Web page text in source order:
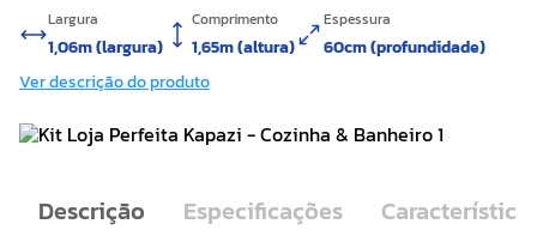
Largura
1,06m (largura)
Comprimento
1,65m (altura)
Espessura
60cm (profundidade)
Ver descrição do produto
Descrição Especificações